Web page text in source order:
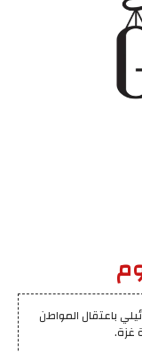
باعتقال المواطن
غزة.